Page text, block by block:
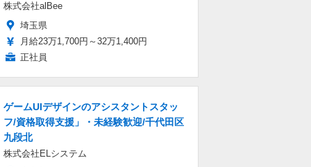
株式会社alBee
埼玉県
月給23万1,700円～32万1,400円
正社員
ゲームUIデザインのアシスタントスタッ
フ/資格取得支援」・未経験歓迎/千代田区
九段北
株式会社ELシステム